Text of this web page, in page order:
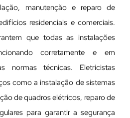
manutenção e reparo de
residenciais e comerciais.
que todas as instalações
corretamente e em
normas técnicas. Eletricistas
como a instalação de sistemas
de quadros elétricos, reparo de
para garantir a segurança